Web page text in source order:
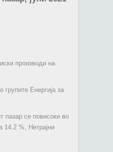
производи на
Енергија за
пазар се повисоки во
14.2 %, Нетрајни